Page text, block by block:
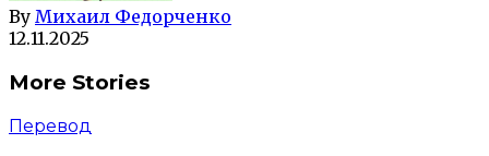
By Михаил Федорченко
12.11.2025
More Stories
Перевод